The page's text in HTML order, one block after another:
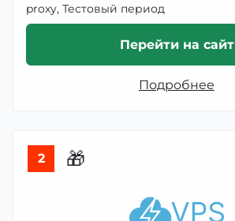
proxy, Тестовый период
Перейти на сайт
Подробнее
2 🎁